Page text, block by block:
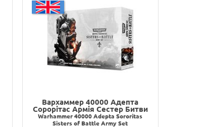
Вархаммер 40000 Адепта
Сорорітас Армія Сестер Битви
Warhammer 40000 Adepta Sororitas
Sisters of Battle Army Set